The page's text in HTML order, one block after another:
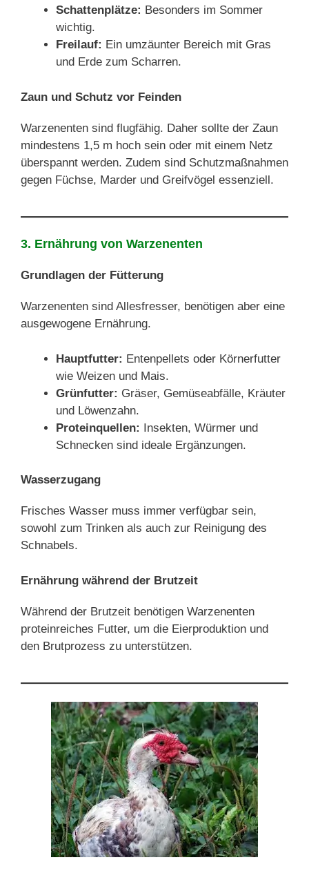
Schattenplätze: Besonders im Sommer
wichtig.
Freilauf: Ein umzäunter Bereich mit Gras
und Erde zum Scharren.
Zaun und Schutz vor Feinden
Warzenenten sind flugfähig. Daher sollte der Zaun
mindestens 1,5 m hoch sein oder mit einem Netz
überspannt werden. Zudem sind Schutzmaßnahmen
gegen Füchse, Marder und Greifvögel essenziell.
3. Ernährung von Warzenenten
Grundlagen der Fütterung
Warzenenten sind Allesfresser, benötigen aber eine
ausgewogene Ernährung.
Hauptfutter: Entenpellets oder Körnerfutter
wie Weizen und Mais.
Grünfutter: Gräser, Gemüseabfälle, Kräuter
und Löwenzahn.
Proteinquellen: Insekten, Würmer und
Schnecken sind ideale Ergänzungen.
Wasserzugang
Frisches Wasser muss immer verfügbar sein,
sowohl zum Trinken als auch zur Reinigung des
Schnabels.
Ernährung während der Brutzeit
Während der Brutzeit benötigen Warzenenten
proteinreiches Futter, um die Eierproduktion und
den Brutprozess zu unterstützen.